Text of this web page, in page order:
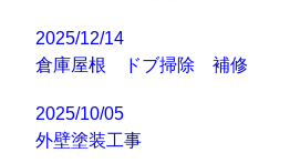
2025/12/14
倉庫屋根 ドブ掃除 補修
2025/10/05
外壁塗装工事